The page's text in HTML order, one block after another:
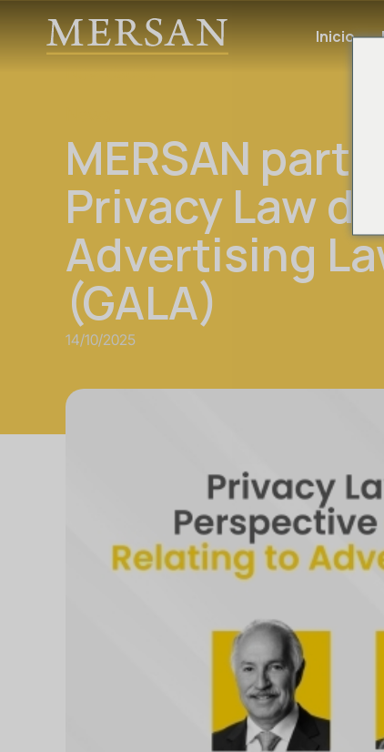
Inicio
MERSAN
Privacy Law
Advertising
(GALA)
14/10/2025